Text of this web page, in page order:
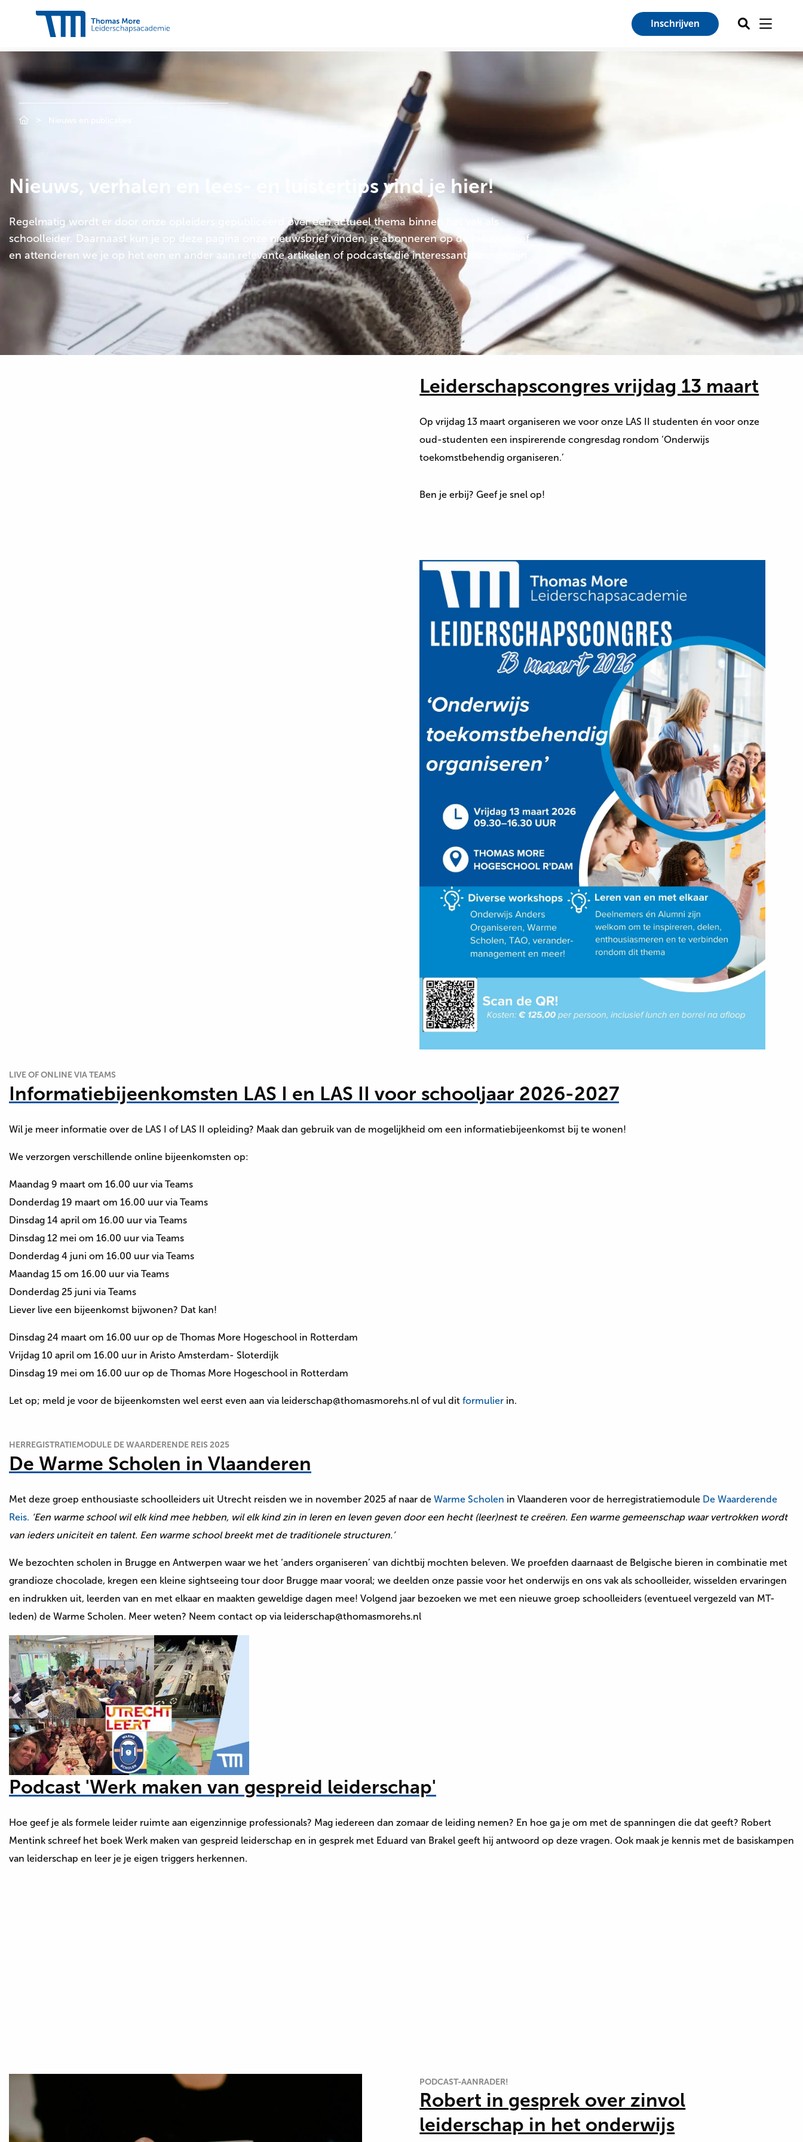
Thomas
More
Inschrijven Zoeken
> Nieuws en publicaties
Nieuws, verhalen en lees- en luistertips vind je hier!
Regelmatig wordt er door onze opleiders gepubliceerd over een actueel thema binnen het vak als
schoolleider. Daarnaast kun je op deze pagina onze nieuwsbrief vinden, je abonneren op de nieuwsbrief
en attenderen we je op het een en ander aan relevante artikelen of podcasts die interessant kunnen zijn.
Leiderschapscongres vrijdag 13 maart
Op vrijdag 13 maart organiseren we voor onze LAS II studenten én voor onze
oud-studenten een inspirerende congresdag rondom ‘Onderwijs
toekomstbehendig organiseren.’
Ben je erbij? Geef je snel op!
LIVE OF ONLINE VIA TEAMS
Informatiebijeenkomsten LAS I en LAS II voor schooljaar 2026-2027
Wil je meer informatie over de LAS I of LAS II opleiding? Maak dan gebruik van de mogelijkheid om een informatiebijeenkomst bij te wonen!
We verzorgen verschillende online bijeenkomsten op:
Maandag 9 maart om 16.00 uur via Teams
Donderdag 19 maart om 16.00 uur via Teams
Dinsdag 14 april om 16.00 uur via Teams
Dinsdag 12 mei om 16.00 uur via Teams
Donderdag 4 juni om 16.00 uur via Teams
Maandag 15 om 16.00 uur via Teams
Donderdag 25 juni via Teams
Liever live een bijeenkomst bijwonen? Dat kan!
Dinsdag 24 maart om 16.00 uur op de Thomas More Hogeschool in Rotterdam
Vrijdag 10 april om 16.00 uur in Aristo Amsterdam- Sloterdijk
Dinsdag 19 mei om 16.00 uur op de Thomas More Hogeschool in Rotterdam
Let op; meld je voor de bijeenkomsten wel eerst even aan via leiderschap@thomasmorehs.nl of vul dit formulier in.
HERREGISTRATIEMODULE DE WAARDERENDE REIS 2025
De Warme Scholen in Vlaanderen
Met deze groep enthousiaste schoolleiders uit Utrecht reisden we in november 2025 af naar de Warme Scholen in Vlaanderen voor de herregistratiemodule De Waarderende
Reis. ‘Een warme school wil elk kind mee hebben, wil elk kind zin in leren en leven geven door een hecht (leer)nest te creëren. Een warme gemeenschap waar vertrokken wordt
van ieders uniciteit en talent. Een warme school breekt met de traditionele structuren.’
We bezochten scholen in Brugge en Antwerpen waar we het ‘anders organiseren’ van dichtbij mochten beleven. We proefden daarnaast de Belgische bieren in combinatie met
grandioze chocolade, kregen een kleine sightseeing tour door Brugge maar vooral; we deelden onze passie voor het onderwijs en ons vak als schoolleider, wisselden ervaringen
en indrukken uit, leerden van en met elkaar en maakten geweldige dagen mee! Volgend jaar bezoeken we met een nieuwe groep schoolleiders (eventueel vergezeld van MT-
leden) de Warme Scholen. Meer weten? Neem contact op via leiderschap@thomasmorehs.nl
Podcast 'Werk maken van gespreid leiderschap'
Hoe geef je als formele leider ruimte aan eigenzinnige professionals? Mag iedereen dan zomaar de leiding nemen? En hoe ga je om met de spanningen die dat geeft? Robert
Mentink schreef het boek⁠ Werk maken van gespreid leiderschap⁠ en in gesprek met Eduard van Brakel geeft hij antwoord op deze vragen. Ook maak je kennis met de basiskampen
van leiderschap en leer je je eigen triggers herkennen.
PODCAST-AANRADER!
Robert in gesprek over zinvol
leiderschap in het onderwijs